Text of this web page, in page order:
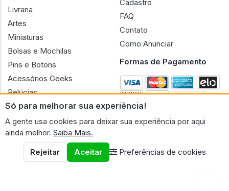
Só para melhorar sua experiência!
A gente usa cookies para deixar sua experiência por aqui
ainda melhor. Saiba Mais.
Rejeitar
Aceitar Preferências de cookies
Livraria
Artes
Miniaturas
Bolsas e Mochilas
Pins e Botons
Acessórios Geeks
Pelúcias
Bonecas
Cadastro
FAQ
Contato
Como Anunciar
Formas de Pagamento